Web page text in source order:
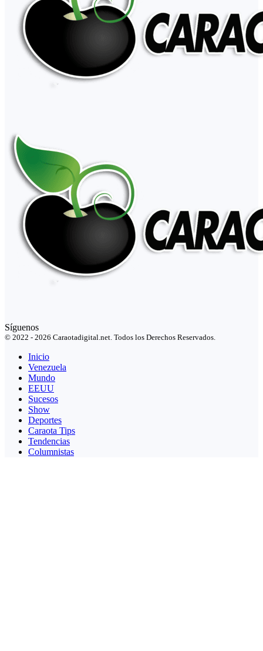
Síguenos
© 2022 - 2026 Caraotadigital.net. Todos los Derechos Reservados.
Inicio
Venezuela
Mundo
EEUU
Sucesos
Show
Deportes
Caraota Tips
Tendencias
Columnistas